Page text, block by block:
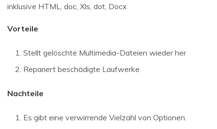
inklusive HTML, doc, Xls, dot, Docx
Vorteile
Stellt gelöschte Multimedia-Dateien wieder her
Repariert beschädigte Laufwerke
Nachteile
Es gibt eine verwirrende Vielzahl von Optionen.